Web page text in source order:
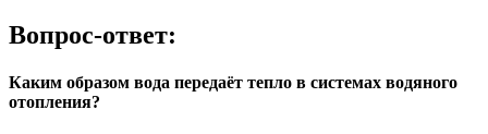
Вопрос-ответ:
Каким образом вода передаёт тепло в системах водяного
отопления?